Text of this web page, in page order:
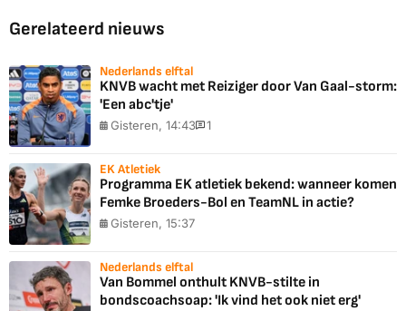
Gerelateerd nieuws
Nederlands elftal
KNVB wacht met Reiziger door Van Gaal-storm:
'Een abc'tje'
Gisteren, 14:43 1
EK Atletiek
Programma EK atletiek bekend: wanneer komen
Femke Broeders-Bol en TeamNL in actie?
Gisteren, 15:37
Nederlands elftal
Van Bommel onthult KNVB-stilte in
bondscoachsoap: 'Ik vind het ook niet erg'